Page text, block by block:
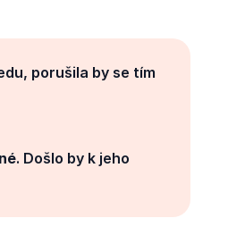
porušila by se tím
. Došlo by k jeho